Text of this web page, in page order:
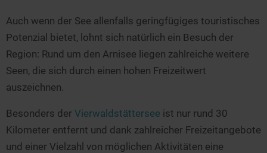
Auch wenn der See allenfalls geringfügiges touristisches
Potenzial bietet, lohnt sich natürlich ein Besuch der
Region: Rund um den Arnisee liegen zahlreiche weitere
Seen, die sich durch einen hohen Freizeitwert
auszeichnen.
Besonders der Vierwaldstättersee ist nur rund 30
Kilometer entfernt und dank zahlreicher Freizeitangebote
und einer Vielzahl von möglichen Aktivitäten eine